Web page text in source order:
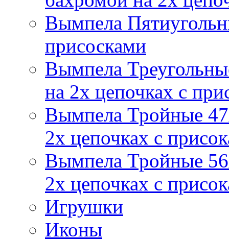
Вымпела
присосками
Вымпела
на 2х цепочках с
Вымпела Тройные
2х цепочках с
Вымпела Тройные
2х цепочках с
Игрушки
Иконы